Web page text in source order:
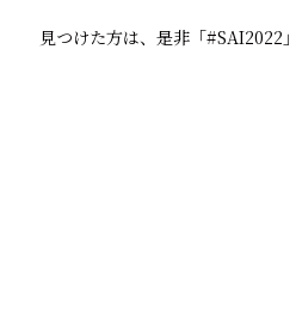
見つけた方は、是非「#SAI2022